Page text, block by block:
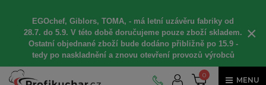
EGOchef, Giblors, TOMA, - má letní uzávěru fabriky od
28.7. do 5.9. V této době doručujeme pouze zboží skladem.
Ostatní objednané zboží bude dodáno přibližně po 15.9 -
tedy po naskladnění a znovu otevření provozů výrobců
×
0
MENU